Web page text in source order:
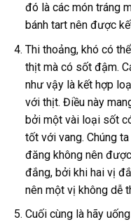
đó là các món tráng
bánh tart nên được
Thi thoảng, khó có
thịt mà có sốt đậm.
như vậy là kết hợp
với thịt. Điều này
bởi một vài loại sốt
tốt với vang. Chúng
đăng không nên
đắng, bởi khi hai vị
nên một vị không dễ
Cuối cùng là hãy